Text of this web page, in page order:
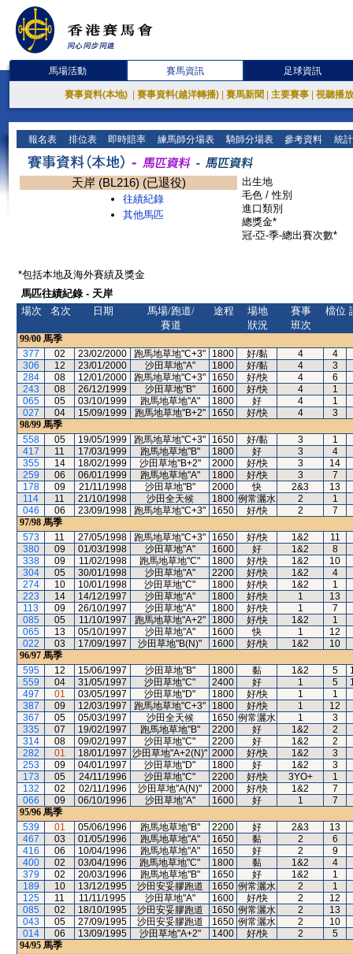
馬場活動 賽馬資訊 足球資訊
賽事資料(本地) 賽事資料(越洋轉播) 賽馬新聞 主要賽事 視聽播
報名表 排位表 即時賠率 練馬師分場表 騎師分場表 參考資料 統
天岸 (BL216) (已退役)
往績紀錄
其他馬匹
出生地
毛色 / 性別
進口類別
總獎金*
冠-亞-季-總出賽次數*
*包括本地及海外賽績及獎金
馬匹往績紀錄 - 天岸
場次
名次 日期
馬場/跑道/
賽道
途程
場地
狀況
賽事
班次
檔位
99/00 馬季
377
02 23/02/2000 跑馬地草地"C+3" 1800 好/黏 4 4
306
12 23/01/2000 沙田草地"A" 1800 好/黏 4 3
284
08 12/01/2000 跑馬地草地"C+3" 1650 好/快 4 6
243
08 26/12/1999 沙田草地"B" 1600 好/快 4 1
065
05 03/10/1999 跑馬地草地"A" 1800 好 4 1
027
04 15/09/1999 跑馬地草地"B+2" 1650 好/快 4 3
98/99 馬季
558
05 19/05/1999 跑馬地草地"C+3" 1650 好/黏 3 1
417
11 17/03/1999 跑馬地草地"B" 1800 好 3 4
355
14 18/02/1999 沙田草地"B+2" 2000 好/快 3 14
259
06 06/01/1999 跑馬地草地"A" 1800 好/快 3 7
178
09 21/11/1998 沙田草地"B" 2000 快 2&3 13
114
11 21/10/1998 沙田全天候 1800 例常灑水 2 1
046
06 23/09/1998 跑馬地草地"C+3" 1650 好/快 2 7
97/98 馬季
573
11 27/05/1998 跑馬地草地"C+3" 1650 好/快 1&2 11
380
09 01/03/1998 沙田草地"A" 1600 好 1&2 8
338
09 11/02/1998 跑馬地草地"C" 1800 好/快 1&2 10
304
05 30/01/1998 沙田草地"A" 2200 好/快 1&2 4
274
10 10/01/1998 沙田草地"C" 1800 好/快 1&2 1
223
14 14/12/1997 沙田草地"A" 1800 好/快 1 13
113
09 26/10/1997 沙田草地"A" 1800 好/快 1 7
085
05 11/10/1997 跑馬地草地"A+2" 1800 好/快 1&2 1
065
13 05/10/1997 沙田草地"A" 1600 快 1 12
022
03 17/09/1997 沙田草地"B(N)" 1600 好/快 1&2 10
96/97 馬季
595
12 15/06/1997 沙田草地"B" 1800 黏 1&2 5
559
04 31/05/1997 沙田草地"C" 2400 好 1 5
497
01 03/05/1997 沙田草地"D" 1800 好/快 1 1
387
09 12/03/1997 跑馬地草地"C+3" 1800 好/快 1 12
367
05 05/03/1997 沙田全天候 1650 例常灑水 1 3
335
07 19/02/1997 跑馬地草地"B" 2200 好 1&2 2
314
08 09/02/1997 沙田草地"C" 2200 好 1&2 2
282
01 18/01/1997 沙田草地"A+2(N)" 2000 好/快 1&2 3
253
09 04/01/1997 沙田草地"D" 1800 好 1&2 3
173
05 24/11/1996 沙田草地"C" 2200 好/快 3YO+ 1
132
02 02/11/1996 沙田草地"A(N)" 2000 好/快 1&2 7
066
09 06/10/1996 沙田草地"A" 1600 好 1 7
95/96 馬季
539
01 05/06/1996 跑馬地草地"B" 2200 好 2&3 13
467
03 01/05/1996 跑馬地草地"A" 1650 黏 2 6
416
06 10/04/1996 跑馬地草地"A" 1650 好 2 9
400
02 03/04/1996 跑馬地草地"C" 1800 黏 1&2 4
379
02 20/03/1996 跑馬地草地"B" 1650 好 1&2 1
189
10 13/12/1995 沙田安妥膠跑道 1650 例常灑水 2 1
125
11 11/11/1995 沙田草地"A" 1600 好/快 2 12
085
02 18/10/1995 沙田安妥膠跑道 1650 例常灑水 2 13
043
05 27/09/1995 沙田安妥膠跑道 1650 例常灑水 2 10
014
06 13/09/1995 沙田草地"A+2" 1400 好/快 2 5
94/95 馬季